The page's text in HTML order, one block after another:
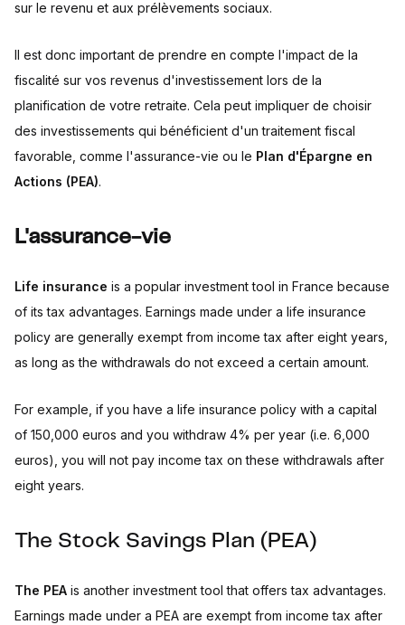
sur le revenu et aux prélèvements sociaux.
Il est donc important de prendre en compte l'impact de la
fiscalité sur vos revenus d'investissement lors de la
planification de votre retraite. Cela peut impliquer de choisir
des investissements qui bénéficient d'un traitement fiscal
favorable, comme l'assurance-vie ou le Plan d'Épargne en
Actions (PEA).
L'assurance-vie
Life insurance is a popular investment tool in France because
of its tax advantages. Earnings made under a life insurance
policy are generally exempt from income tax after eight years,
as long as the withdrawals do not exceed a certain amount.
For example, if you have a life insurance policy with a capital
of 150,000 euros and you withdraw 4% per year (i.e. 6,000
euros), you will not pay income tax on these withdrawals after
eight years.
The Stock Savings Plan (PEA)
The PEA is another investment tool that offers tax advantages.
Earnings made under a PEA are exempt from income tax after